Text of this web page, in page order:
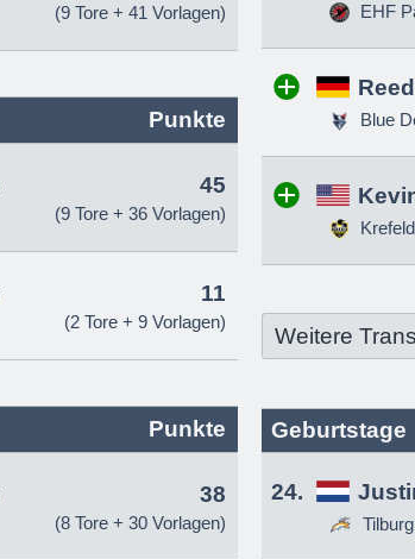
(9 Tore + 41 Vorlagen)
Punkte
45
(9 Tore + 36 Vorlagen)
11
(2 Tore + 9 Vorlagen)
Punkte
38
(8 Tore + 30 Vorlagen)
EHF
Blue
Weitere
Geburtstage
24.